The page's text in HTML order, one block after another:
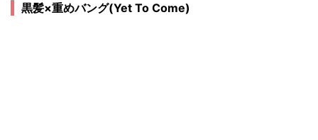
黒髪×重めバング(Yet To Come)